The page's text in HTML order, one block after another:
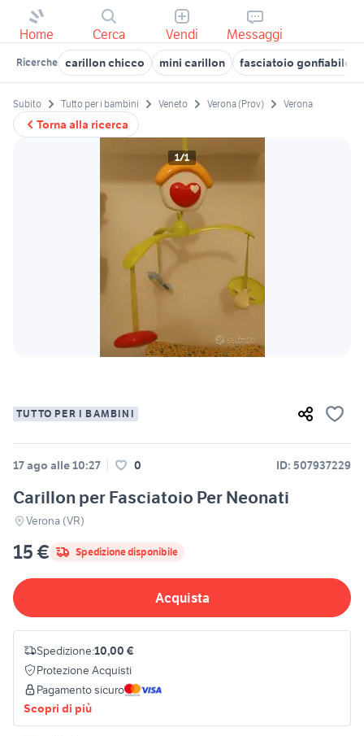
Home Cerca Vendi Messaggi
Ricerche carillon chicco mini carillon fasciatoio gonfiabile
Torna alla ricerca
Subito Tutto per i bambini Veneto Verona (Prov) Verona
1/1
TUTTO PER I BAMBINI
17 ago alle 10:27 0 ID: 507937229
Carillon per Fasciatoio Per Neonati
Verona (VR)
15 € Spedizione disponibile
Acquista
Spedizione:10,00 €
Protezione Acquisti
Pagamento sicuro
Scopri di più